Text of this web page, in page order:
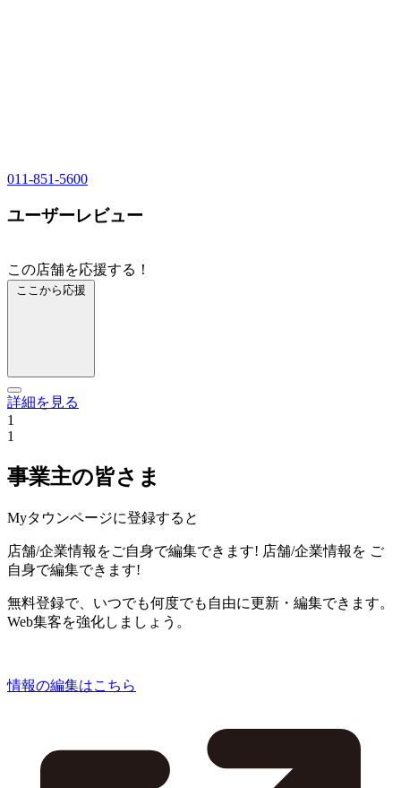
011-851-5600
ユーザーレビュー
この店舗を応援する！
ここから応援
詳細を見る
1
1
事業主の皆さま
Myタウンページに登録すると
店舗/企業情報をご自身で編集できます! 店舗/企業情報を ご
自身で編集できます!
無料登録で、いつでも何度でも自由に更新・編集できます。
Web集客を強化しましょう。
情報の編集はこちら